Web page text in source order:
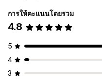
การให้คะแนนโดยรวม
4.8
5
4
3